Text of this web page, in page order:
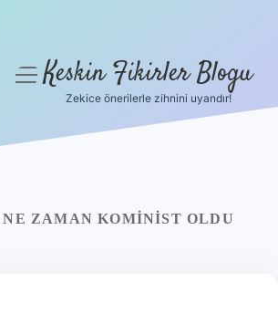
menüyüKeskin Fikirler Blogu
Zekice önerilerle zihnini uyandır!
ZAMAN KOMINIST OLDU